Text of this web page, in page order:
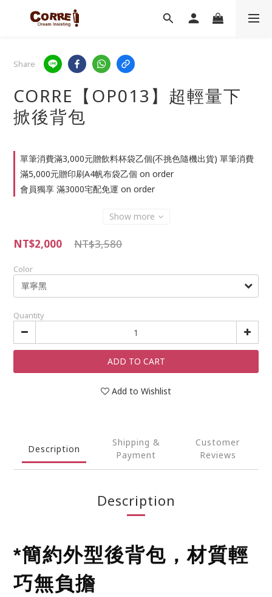
Share
CORRE【OP013】超輕量下
掀後背包
單筆消費滿3,000元贈飲料杯袋乙個(不挑色隨機出貨) 單筆消費
滿5,000元贈印刷A4帆布袋乙個 on order
會員獨享 滿3000宅配免運 on order
Show more
NT$3,580
NT$2,000
Color
Quantity
ADD TO CART
Add to Wishlist
Description
Shipping &
Payment
Customer
Reviews
Description
*簡約外型後背包 ，材質輕
巧無負擔